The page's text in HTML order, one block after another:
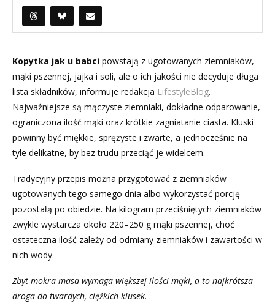
Kopytka jak u babci powstają z ugotowanych ziemniaków,
mąki pszennej, jajka i soli, ale o ich jakości nie decyduje długa
lista składników, informuje redakcja LifestyleBlog.
Najważniejsze są mączyste ziemniaki, dokładne odparowanie,
ograniczona ilość mąki oraz krótkie zagniatanie ciasta. Kluski
powinny być miękkie, sprężyste i zwarte, a jednocześnie na
tyle delikatne, by bez trudu przeciąć je widelcem.
Tradycyjny przepis można przygotować z ziemniaków
ugotowanych tego samego dnia albo wykorzystać porcję
pozostałą po obiedzie. Na kilogram przeciśniętych ziemniaków
zwykle wystarcza około 220–250 g mąki pszennej, choć
ostateczna ilość zależy od odmiany ziemniaków i zawartości w
nich wody.
Zbyt mokra masa wymaga większej ilości mąki, a to najkrótsza
droga do twardych, ciężkich klusek.